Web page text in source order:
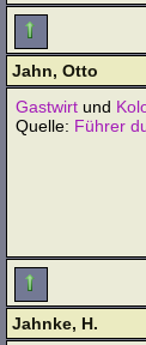
Jahn, Otto
Gastwirt und
Quelle: Führer
Jahnke, H.